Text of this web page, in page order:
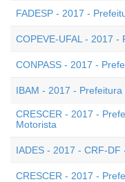
FADESP - 2017 -
COPEVE-UFAL - 2017 -
CONPASS - 2017 -
IBAM - 2017 -
CRESCER - 2017 -
Motorista
IADES - 2017 - CRF-DF
CRESCER - 2017 -